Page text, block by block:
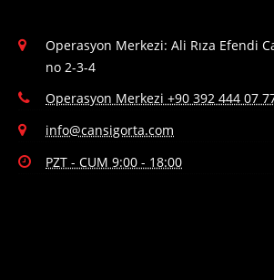
Operasyon Merkezi: Ali Rıza Efendi
no 2-3-4
Operasyon Merkezi +90 392 444 07
info@cansigorta.com
PZT - CUM 9:00 - 18:00